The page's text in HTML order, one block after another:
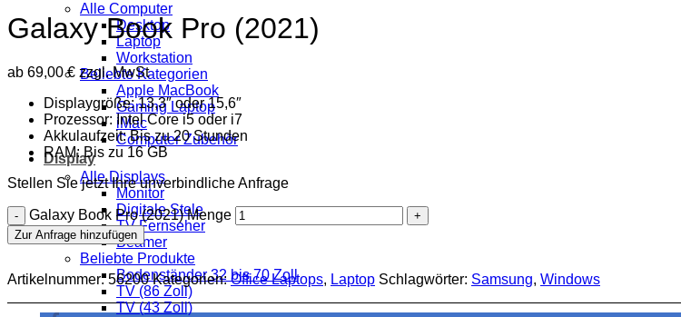
Alle Computer
Desktop
Laptop
Workstation
Beliebte Kategorien
Apple MacBook
Gaming Laptop
iMac
Computer Zubehör
Display
Alle Displays
Monitor
Digitale Stele
TV Fernseher
Beamer
Beliebte Produkte
Bodenständer 32 bis 70 Zoll
TV (86 Zoll)
TV (43 Zoll)
Galaxy Book Pro (2021)
ab 69,00€ zzgl. MwSt
Displaygröße: 13,3″ oder 15,6″
Prozessor: Intel Core i5 oder i7
Akkulaufzeit: Bis zu 20 Stunden
RAM: Bis zu 16 GB
Stellen Sie jetzt Ihre unverbindliche Anfrage
Galaxy Book Pro (2021) Menge
Zur Anfrage hinzufügen
Artikelnummer:56200 Kategorien:Office Laptops, Laptop Schlagwörter: Samsung, Windows